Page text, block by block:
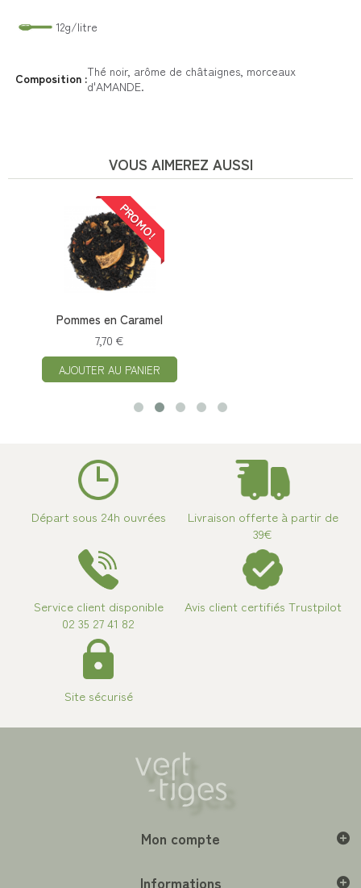
12g/litre
Composition :Thé noir, arôme de châtaignes, morceaux
d'AMANDE.
VOUS AIMEREZ AUSSI
PROMO!
Pommes en Caramel
AJOUTER AU PANIER
Départ sous 24h ouvrées
Livraison offerte à partir de
39€
Service client disponible
02 35 27 41 82
Avis client certifiés Trustpilot
Site sécurisé
Mon compte
Informations